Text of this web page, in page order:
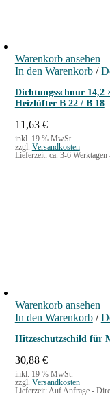
Warenkorb ansehen
In den Warenkorb /
Dichtungsschnur
Heizlüfter B 22 / B 18
11,63 €
inkl. 19 % MwSt.
zzgl. Versandkosten
Lieferzeit: ca. 3-6
Warenkorb ansehen
In den Warenkorb /
Hitzeschutzschild für
30,88 €
inkl. 19 % MwSt.
zzgl. Versandkosten
Lieferzeit:Auf Anfrage -